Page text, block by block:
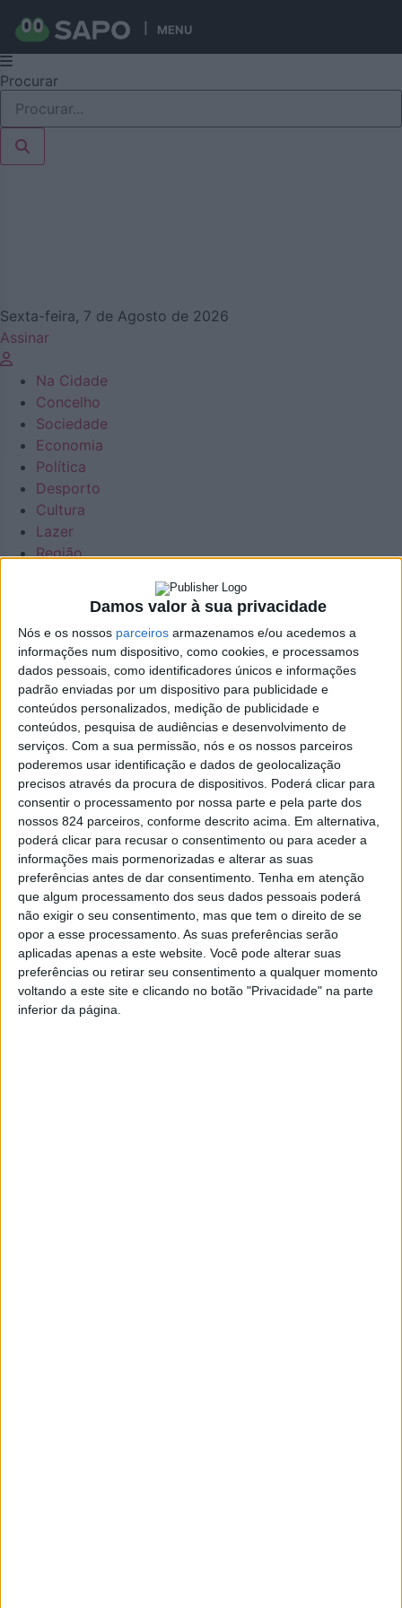
MENU
Damos valor à sua privacidade
Nós e os nossos parceiros armazenamos e/ou acedemos a
informações num dispositivo, como cookies, e processamos
dados pessoais, como identificadores únicos e informações
padrão enviadas por um dispositivo para publicidade e
conteúdos personalizados, medição de publicidade e
conteúdos, pesquisa de audiências e desenvolvimento de
serviços. Com a sua permissão, nós e os nossos parceiros
poderemos usar identificação e dados de geolocalização
precisos através da procura de dispositivos. Poderá clicar para
consentir o processamento por nossa parte e pela parte dos
nossos 824 parceiros, conforme descrito acima. Em alternativa,
poderá clicar para recusar o consentimento ou para aceder a
informações mais pormenorizadas e alterar as suas
preferências antes de dar consentimento. Tenha em atenção
que algum processamento dos seus dados pessoais poderá
não exigir o seu consentimento, mas que tem o direito de se
opor a esse processamento. As suas preferências serão
aplicadas apenas a este website. Você pode alterar suas
preferências ou retirar seu consentimento a qualquer momento
voltando a este site e clicando no botão "Privacidade" na parte
inferior da página.
Pular
para
conteúdo
Procurar
Sexta-feira, 7 de Agosto de 2026
Assinar
Na Cidade
Concelho
Sociedade
Economia
Política
Desporto
Cultura
Lazer
Região
Sociedade
Economia
Política
Desporto
Cultura
Lazer
Região
Agenda
Necrologia
Agenda
Necrologia
Sexta-feira, 7 de Agosto de 2026